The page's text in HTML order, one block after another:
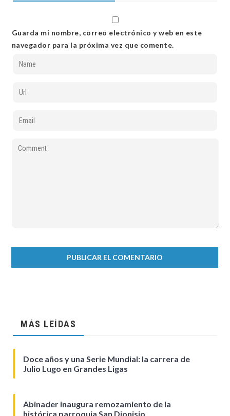
Guarda mi nombre, correo electrónico y web en este
navegador para la próxima vez que comente.
MÁS LEÍDAS
Doce años y una Serie Mundial: la carrera de
Julio Lugo en Grandes Ligas
Abinader inaugura remozamiento de la
histórica parroquia San Dionisio